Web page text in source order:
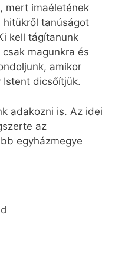
mert imaéletének
tanúságot
kell tágítanunk
magunkra és
amikor
Istent dicsőítjük.
adakozni is. Az idei
az
egyházmegye